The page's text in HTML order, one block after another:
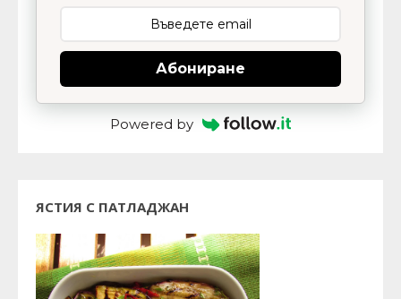
Абониране
Powered by
ЯСТИЯ С ПАТЛАДЖАН